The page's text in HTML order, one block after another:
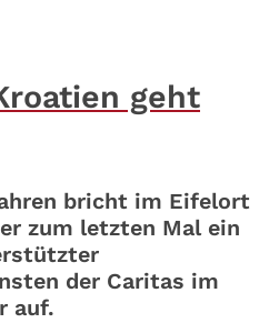
geht
bricht im Eifelort
zum letzten Mal ein
der Caritas im
auf.